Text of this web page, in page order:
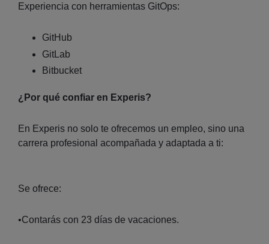
Experiencia con herramientas GitOps:
GitHub
GitLab
Bitbucket
¿Por qué confiar en Experis?
En Experis no solo te ofrecemos un empleo, sino una
carrera profesional acompañada y adaptada a ti:
Se ofrece:
•Contarás con 23 días de vacaciones.